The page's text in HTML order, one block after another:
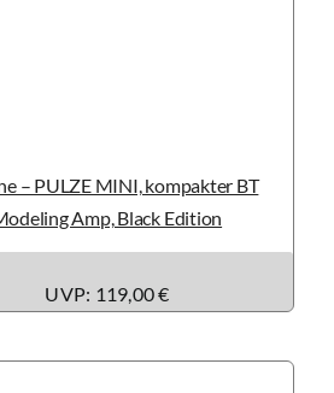
– PULZE MINI, kompakter BT
Amp, Black Edition
UVP: 119,00 €